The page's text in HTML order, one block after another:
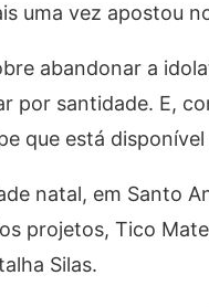
uma vez apostou
abandonar a
por santidade. E,
que está
natal, em Santo
projetos, Tico
Silas.